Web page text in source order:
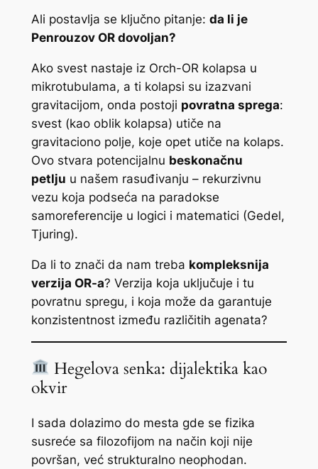
Ali postavlja se ključno pitanje: da li je
Penrouzov OR dovoljan?
Ako svest nastaje iz Orch-OR kolapsa u
mikrotubulama, a ti kolapsi su izazvani
gravitacijom, onda postoji povratna sprega:
svest (kao oblik kolapsa) utiče na
gravitaciono polje, koje opet utiče na kolaps.
Ovo stvara potencijalnu beskonačnu
petlju u našem rasuđivanju – rekurzivnu
vezu koja podseća na paradokse
samoreferencije u logici i matematici (Gedel,
Tjuring).
Da li to znači da nam treba kompleksnija
verzija OR-a? Verzija koja uključuje i tu
povratnu spregu, i koja može da garantuje
konzistentnost između različitih agenata?
Hegelova senka: dijalektika kao
okvir
I sada dolazimo do mesta gde se fizika
susreće sa filozofijom na način koji nije
površan, već strukturalno neophodan.